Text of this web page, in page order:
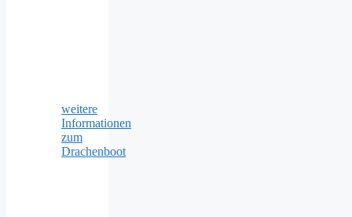
weitere
Informationen
zum
Drachenboot